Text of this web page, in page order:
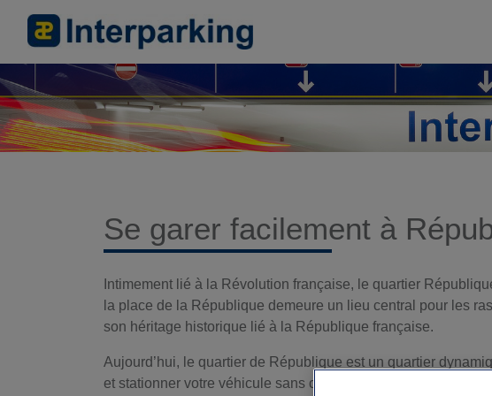
Se garer facilement à
Intimement lié à la Révolution française, le quartier
la place de la République demeure un lieu central pour les
son héritage historique lié à la République française.
Aujourd’hui, le quartier de République est un quartier
et stationner votre véhicule sans crainte, le parking